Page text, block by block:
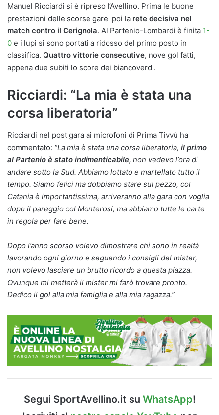
Manuel Ricciardi si è ripreso l’Avellino. Prima le buone
prestazioni delle scorse gare, poi la rete decisiva nel
match contro il Cerignola. Al Partenio-Lombardi è finita 1-
0 e i lupi si sono portati a ridosso del primo posto in
classifica. Quattro vittorie consecutive, nove gol fatti,
appena due subiti lo score dei biancoverdi.
Ricciardi: “La mia è stata una
corsa liberatoria”
Ricciardi nel post gara ai microfoni di Prima Tivvù ha
commentato: “La mia è stata una corsa liberatoria, il primo
al Partenio è stato indimenticabile, non vedevo l’ora di
andare sotto la Sud. Abbiamo lottato e martellato tutto il
tempo. Siamo felici ma dobbiamo stare sul pezzo, col
Catania è importantissima, arriveranno alla gara con voglia
dopo il pareggio col Monterosi, ma abbiamo tutte le carte
in regola per fare bene.
Dopo l’anno scorso volevo dimostrare chi sono in realtà
lavorando ogni giorno e seguendo i consigli del mister,
non volevo lasciare un brutto ricordo a questa piazza.
Ovunque mi metterà il mister mi farò trovare pronto.
Dedico il gol alla mia famiglia e alla mia ragazza.”
Segui SportAvellino.it su WhatsApp!